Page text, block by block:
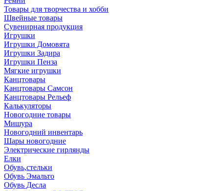
Товары для творчества и хобби
Швейные товары
Сувенирная продукция
Игрушки
Игрушки Домовята
Игрушки Задира
Игрушки Пенза
Мягкие игрушки
Канцтовары
Канцтовары Самсон
Канцтовары Рельеф
Калькуляторы
Новогодние товары
Мишура
Новогодний инвентарь
Шары новогодние
Электрические гирлянды
Елки
Обувь,стельки
Обувь Эмальто
Обувь Десла